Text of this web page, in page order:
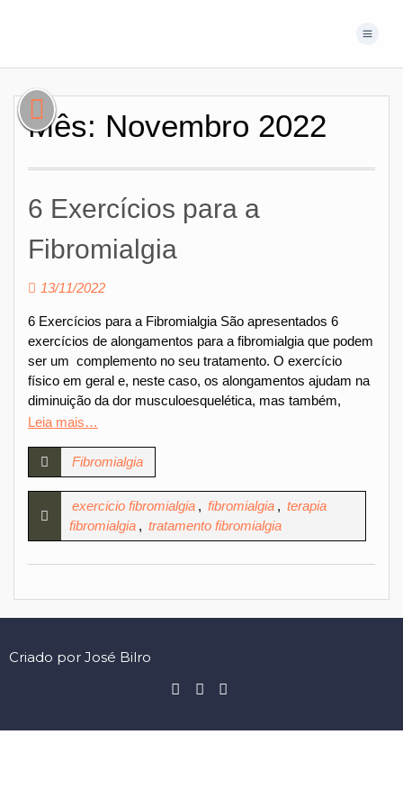
Mês: Novembro 2022
6 Exercícios para a
Fibromialgia
13/11/2022
6 Exercícios para a Fibromialgia São apresentados 6
exercícios de alongamentos para a fibromialgia que podem
ser um complemento no seu tratamento. O exercício
físico em geral e, neste caso, os alongamentos ajudam na
diminuição da dor musculoesquelética, mas também,
Leia mais…
Fibromialgia
exercicio fibromialgia , fibromialgia , terapia
fibromialgia , tratamento fibromialgia
Criado por José Bilro